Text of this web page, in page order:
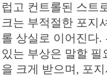
럽고 컨트롤된 스트
크는 부적절한 포지
롤 상실로 이어진다
있는 부상은 말할
을 크게 받으며, 포